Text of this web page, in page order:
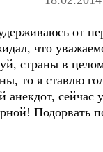
от
что
страны в
то я ставлю
анекдот,
Подорвать